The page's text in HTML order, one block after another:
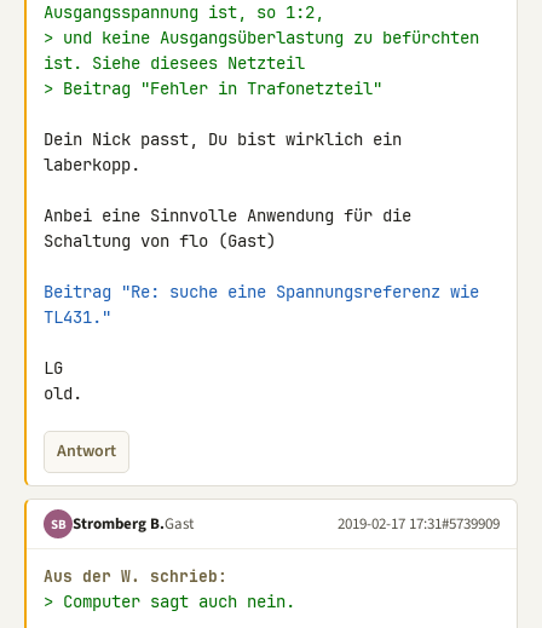
Ausgangsspannung ist, so 1:2,
> und keine Ausgangsüberlastung zu befürchten
ist. Siehe diesees Netzteil
> Beitrag "Fehler in Trafonetzteil"
Dein Nick passt, Du bist wirklich ein
laberkopp.
Anbei eine Sinnvolle Anwendung für die
Schaltung von flo (Gast)
Beitrag "Re: suche eine Spannungsreferenz wie
TL431."
LG
old.
Antwort
SB Stromberg B.Gast 2019-02-17 17:31#5739909
Aus der W. schrieb:
> Computer sagt auch nein.